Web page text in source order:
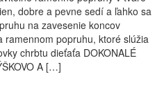
dobre a pevne sedí a ľahko sa
na zavesenie koncov
popruhu, ktoré slúžia
chrbtu dieťaťa DOKONALÉ
A […]